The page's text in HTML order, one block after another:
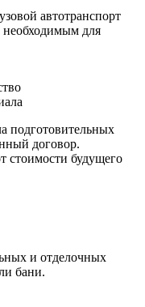
автотранспорт
для
подготовительных
договор.
стоимости будущего
и отделочных
бани.